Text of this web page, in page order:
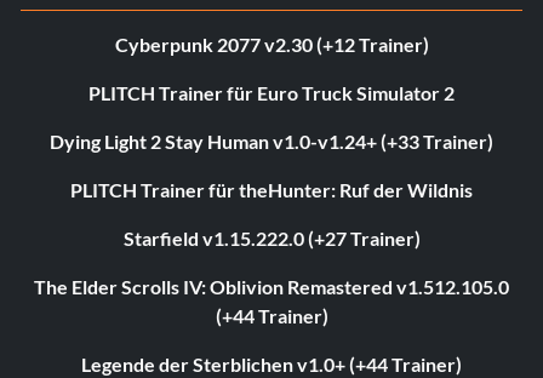
Cyberpunk 2077 v2.30 (+12 Trainer)
PLITCH Trainer für Euro Truck Simulator 2
Dying Light 2 Stay Human v1.0-v1.24+ (+33 Trainer)
PLITCH Trainer für theHunter: Ruf der Wildnis
Starfield v1.15.222.0 (+27 Trainer)
The Elder Scrolls IV: Oblivion Remastered v1.512.105.0
(+44 Trainer)
Legende der Sterblichen v1.0+ (+44 Trainer)